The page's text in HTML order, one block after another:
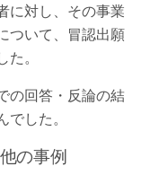
に対し、その事業
ついて、冒認出願
。
の回答・反論の結
した。
の事例